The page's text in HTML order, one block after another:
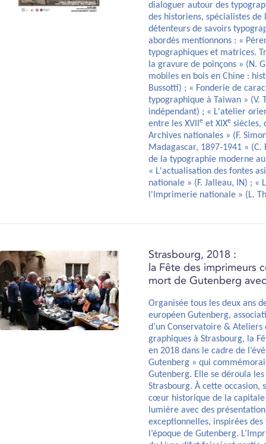
dialoguer autour des
des historiens, spécialistes
détenteurs de savoirs
abordés mentionnons : «
typographiques et matrices.
la gravure de poinçons » (N.
mobiles en bois en Chine :
Bussotti) ; « Fonderie de
typographique à Taiwan » (V.
indépendant) ; « L'atelier
entre les XVII
e et XIXe siècles,
Archives nationales » (F.
Madagascar, 1897-1941 » (C.
de la typographie moderne au
« L'actualisation des fontes
nationale » (F. Jalleau, IN) ; «
l'Imprimerie nationale » (L.
Strasbourg, 2018 :
la Fête des imprimeurs
mort de Gutenberg
Organisée tous les deux ans
européen Gutenberg,
d’un Conservatoire &
graphiques à Strasbourg, la
en 2018 dans le cadre de
Gutenberg » qui
Gutenberg. Elle se déroula
Strasbourg. À cette occasion,
cœur historique de la
lumière avec des
exceptionnelles, inspirées
l’époque de Gutenberg.